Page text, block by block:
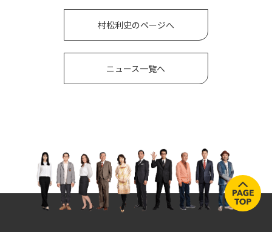
村松利史のページへ
ニュース一覧へ